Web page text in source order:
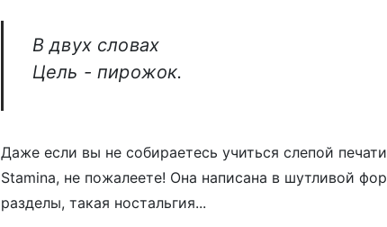
В двух словах
Цель - пирожок.
Даже если вы не собираетесь учиться слепой
Stamina, не пожалеете! Она написана в шутливой
разделы, такая ностальгия...